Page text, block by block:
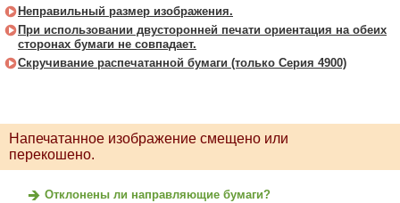
Неправильный размер изображения.
При использовании двусторонней печати ориентация на обеих
сторонах бумаги не совпадает.
Скручивание распечатанной бумаги (только Серия 4900)
Напечатанное изображение смещено или
перекошено.
Отклонены ли направляющие бумаги?